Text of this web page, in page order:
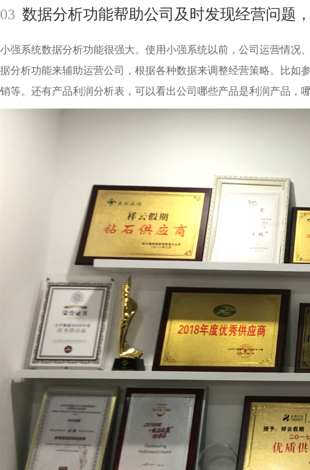
03 数据分析功能帮助公司及时发现经营问题
小强系统数据分析功能很强大。 使用小强系统以前，公司运营情况
据分析功能来辅助运营公司，根据各种数据来调整经营策略。比
销等。还有产品利润分析表，可以看出公司哪些产品是利润产品